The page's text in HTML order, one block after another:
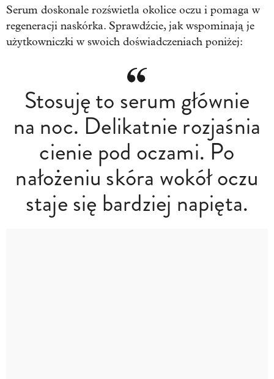
Serum doskonale rozświetla okolice oczu i pomaga w
regeneracji naskórka. Sprawdźcie, jak wspominają je
użytkowniczki w swoich doświadczeniach poniżej:
Stosuję to serum głównie
na noc. Delikatnie rozjaśnia
cienie pod oczami. Po
nałożeniu skóra wokół oczu
staje się bardziej napięta.